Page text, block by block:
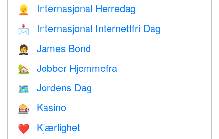
👱 Internasjonal Herredag
📩 Internasjonal Internettfri Dag
🤵 James Bond
🏡 Jobber Hjemmefra
🗺️ Jordens Dag
🎰 Kasino
❤️️ Kjærlighet